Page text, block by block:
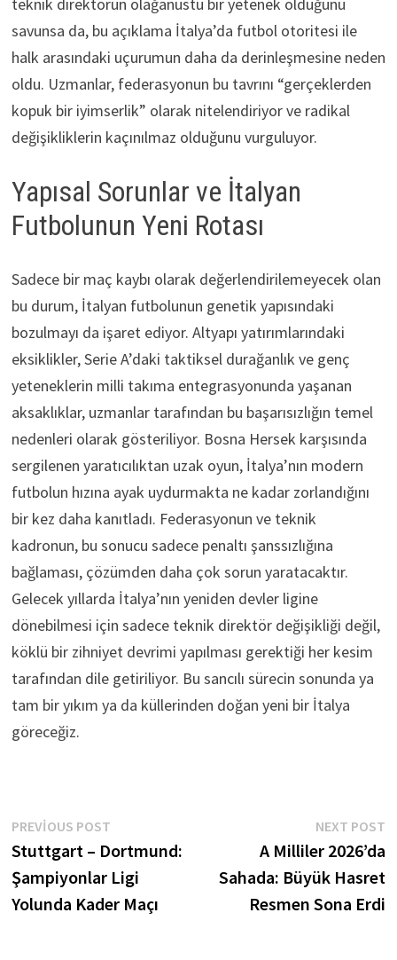
teknik direktörün olağanüstü bir yetenek olduğunu
savunsa da, bu açıklama İtalya’da futbol otoritesi ile
halk arasındaki uçurumun daha da derinleşmesine neden
oldu. Uzmanlar, federasyonun bu tavrını “gerçeklerden
kopuk bir iyimserlik” olarak nitelendiriyor ve radikal
değişikliklerin kaçınılmaz olduğunu vurguluyor.
Yapısal Sorunlar ve İtalyan
Futbolunun Yeni Rotası
Sadece bir maç kaybı olarak değerlendirilemeyecek olan
bu durum, İtalyan futbolunun genetik yapısındaki
bozulmayı da işaret ediyor. Altyapı yatırımlarındaki
eksiklikler, Serie A’daki taktiksel durağanlık ve genç
yeteneklerin milli takıma entegrasyonunda yaşanan
aksaklıklar, uzmanlar tarafından bu başarısızlığın temel
nedenleri olarak gösteriliyor. Bosna Hersek karşısında
sergilenen yaratıcılıktan uzak oyun, İtalya’nın modern
futbolun hızına ayak uydurmakta ne kadar zorlandığını
bir kez daha kanıtladı. Federasyonun ve teknik
kadronun, bu sonucu sadece penaltı şanssızlığına
bağlaması, çözümden daha çok sorun yaratacaktır.
Gelecek yıllarda İtalya’nın yeniden devler ligine
dönebilmesi için sadece teknik direktör değişikliği değil,
köklü bir zihniyet devrimi yapılması gerektiği her kesim
tarafından dile getiriliyor. Bu sancılı sürecin sonunda ya
tam bir yıkım ya da küllerinden doğan yeni bir İtalya
göreceğiz.
Yazı
gezinmesi
PREVIOUS POSTPrevious
post:
Stuttgart – Dortmund:
Şampiyonlar Ligi
Yolunda Kader Maçı
NEXT POST
A Milliler 2026’da
Sahada: Büyük Hasret
Resmen Sona Erdi